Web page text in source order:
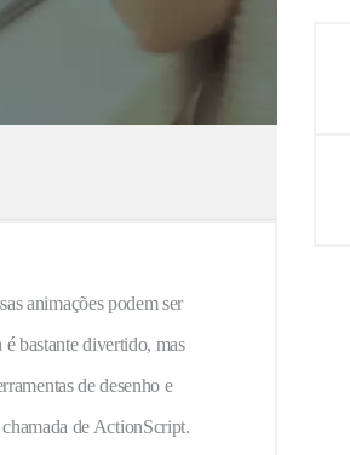
animações podem ser
bastante divertido, mas
de desenho e
de ActionScript.